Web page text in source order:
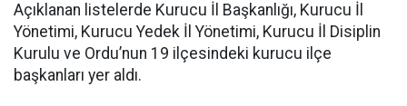
Açıklanan listelerde Kurucu İl Başkanlığı, Kurucu İl
Yönetimi, Kurucu Yedek İl Yönetimi, Kurucu İl Disiplin
Kurulu ve Ordu’nun 19 ilçesindeki kurucu ilçe
başkanları yer aldı.